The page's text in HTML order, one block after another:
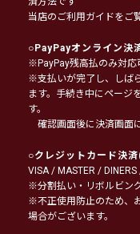
当店のご利用ガイドをご
○PayPayオンライン決
※PayPay残高払のみ対応
※支払いが完了し、しば
ます。手続き中にページ
す。
確認画面後に決済画面
○クレジットカード決済
VISA / MASTER /
※分割払い・リボルビン
※不正使用防止のため、
場合がございます。